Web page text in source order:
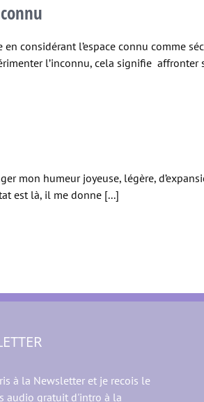
considérant l’espace connu comme
l’inconnu, cela signifie affronter
mon humeur joyeuse, légère,
est là, il me donne [...]
à la Newsletter et je recois le
audio gratuit d'intro à la